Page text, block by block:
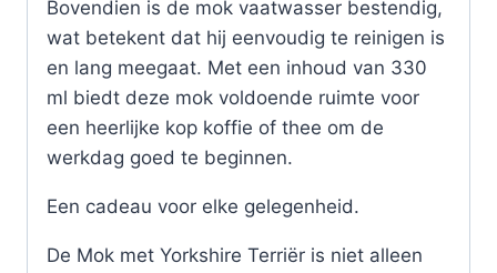
Bovendien is de mok vaatwasser bestendig,
wat betekent dat hij eenvoudig te reinigen is
en lang meegaat. Met een inhoud van 330
ml biedt deze mok voldoende ruimte voor
een heerlijke kop koffie of thee om de
werkdag goed te beginnen.
Een cadeau voor elke gelegenheid.
De Mok met Yorkshire Terriër is niet alleen